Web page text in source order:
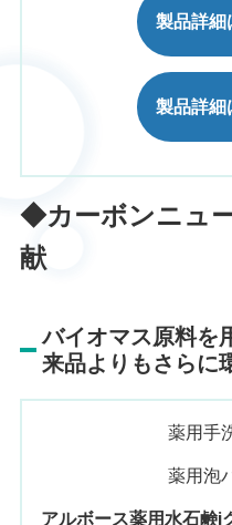
製品詳細
製品詳細
◆カーボンニュ
献
バイオマス原料を
来品よりもさらに
薬用手
薬用泡
アルボース薬用水石鹸i